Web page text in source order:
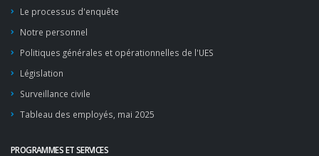
Le processus d'enquête
Notre personnel
Politiques générales et opérationnelles de l'UES
Législation
Surveillance civile
Tableau des employés, mai 2025
PROGRAMMES ET SERVICES